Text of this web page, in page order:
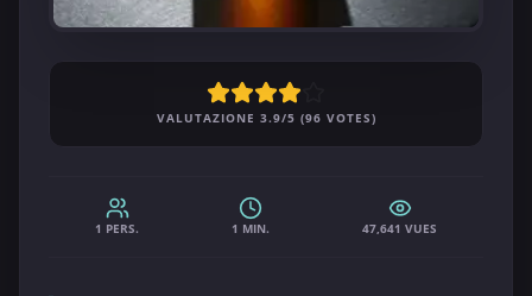
VALUTAZIONE 3.9/5 (96 VOTES)
1 PERS. 1 MIN. 47,641 VUES